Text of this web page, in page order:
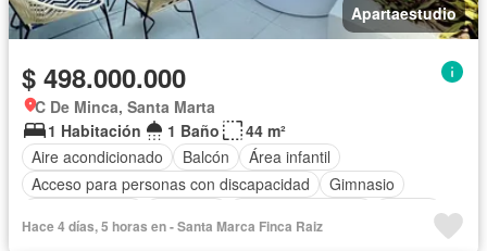
Apartaestudio
$ 498.000.000
C De Minca, Santa Marta
1 Habitación
1 Baño
44 m²
Aire acondicionado
Balcón
Área infantil
Acceso para personas con discapacidad
Gimnasio
Agua
Hace 4 días, 5 horas en - Santa Marca Finca Raiz